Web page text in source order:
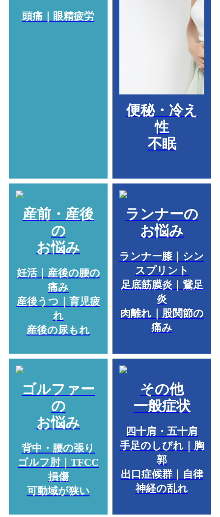
頭痛｜眼精疲労
便秘・冷え
性
不眠
産前・産後
の
お悩み
妊活｜産後の腰の
痛み
産後うつ｜育児疲
れ
産後の尿もれ
ランナーの
お悩み
ランナー膝｜シン
スプリント
足底筋膜炎｜鵞足
炎
肉離れ｜股関節の
痛み
ゴルファー
の
お悩み
背中・腰の張り
ゴルフ肘｜TFCC
損傷
可動域が狭い
その他
一般症状
四十肩・五十肩
手足のしびれ｜胸
郭
出口症候群｜自律
神経の乱れ